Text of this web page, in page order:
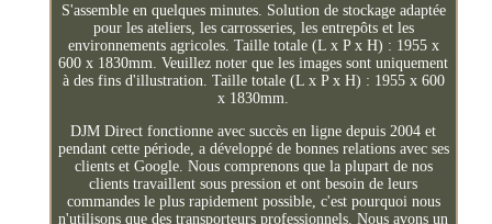
S'assemble en quelques minutes. Solution de stockage adaptée
pour les ateliers, les carrosseries, les entrepôts et les
environnements agricoles. Taille totale (L x P x H) : 1955 x
600 x 1830mm. Veuillez noter que les images sont uniquement
à des fins d'illustration. Taille totale (L x P x H) : 1955 x 600
x 1830mm.
DJM Direct fonctionne avec succès en ligne depuis 2004 et
pendant cette période, a développé de bonnes relations avec ses
clients et Google. Nous comprenons que la plupart de nos
clients travaillent sous pression et ont besoin de leurs
commandes le plus rapidement possible, c'est pourquoi nous
n'utilisons que des transporteurs professionnels. Nous avons un